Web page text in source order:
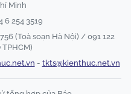
Minh
6 254 3519
(Toà soạn Hà Nội) / 091 122
TPHCM)
- tkts@kienthuc.net.vn